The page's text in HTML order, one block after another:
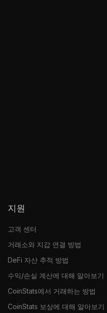
지원
고객 센터
거래소와 지갑 연결 방법
DeFi 자산 추적 방법
수익/손실 계산에 대해 알아보기
CoinStats에서 거래하는 방법
CoinStats 보상에 대해 알아보기